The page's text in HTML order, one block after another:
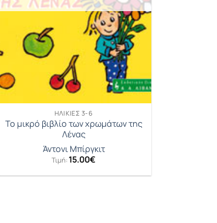
ΗΛΙΚΊΕΣ 3-6
Το μικρό βιβλίο των χρωμάτων της
Λένας
Άντονι Μπίργκιτ
Τιμή:15.00€